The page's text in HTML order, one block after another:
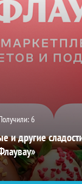
6
и другие